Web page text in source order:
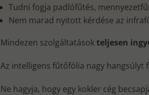
Tudni fogja padlófűtés,
Nem marad nyitott kérdése az
Mindezen szolgáltatásokteljesen
Az intelligens fűtőfólia nagy hangsúlyt
Ne hagyja, hogy egy kokler cég